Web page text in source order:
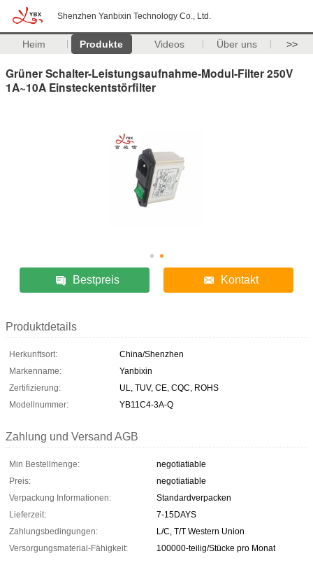
Shenzhen Yanbixin Technology Co., Ltd.
Heim Produkte Videos Über uns >>
Grüner Schalter-Leistungsaufnahme-Modul-Filter 250V
1A~10A Einsteckentstörfilter
Bestpreis Kontakt
Produktdetails
Herkunftsort:
China/Shenzhen
Markenname:
Yanbixin
Zertifizierung:
UL, TUV, CE, CQC, ROHS
Modellnummer:
YB11C4-3A-Q
Zahlung und Versand AGB
Min Bestellmenge:
negotiatiable
Preis:
negotiatiable
Verpackung Informationen:
Standardverpacken
Lieferzeit:
7-15DAYS
Zahlungsbedingungen:
L/C, T/T Western Union
Versorgungsmaterial-Fähigkeit:
100000-teilig/Stücke pro Monat